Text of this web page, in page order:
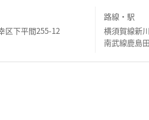
区下平間255-12
路線・駅
横須賀線新
南武線鹿島